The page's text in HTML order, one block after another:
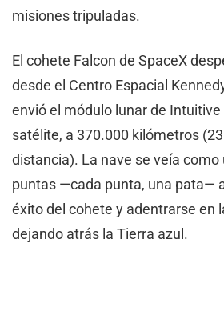
misiones tripuladas.
El cohete Falcon de SpaceX
desde el Centro Espacial
envió el módulo lunar de Intuitive
satélite, a 370.000 kilómetros
distancia). La nave se veía como
puntas —cada punta, una pata—
éxito del cohete y adentrarse en
dejando atrás la Tierra azul.